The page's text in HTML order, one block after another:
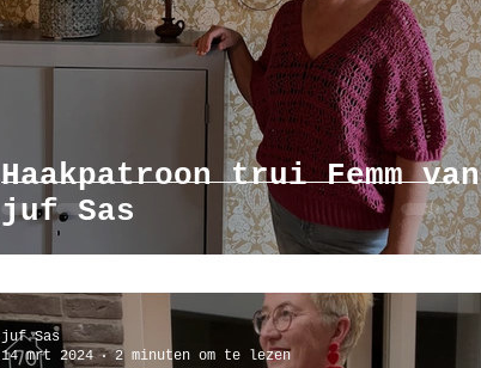
Haakpatroon trui Femm van
juf Sas
juf Sas
14 mrt 2024
2 minuten om te lezen